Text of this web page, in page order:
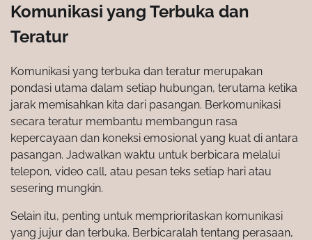
Komunikasi yang Terbuka dan
Teratur
Komunikasi yang terbuka dan teratur merupakan
pondasi utama dalam setiap hubungan, terutama ketika
jarak memisahkan kita dari pasangan. Berkomunikasi
secara teratur membantu membangun rasa
kepercayaan dan koneksi emosional yang kuat di antara
pasangan. Jadwalkan waktu untuk berbicara melalui
telepon, video call, atau pesan teks setiap hari atau
sesering mungkin.
Selain itu, penting untuk memprioritaskan komunikasi
yang jujur dan terbuka. Berbicaralah tentang perasaan,